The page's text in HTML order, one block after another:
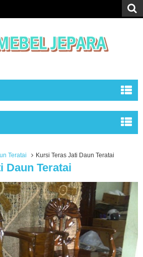
Teratai Kursi Teras Jati Daun Teratai
Daun Teratai